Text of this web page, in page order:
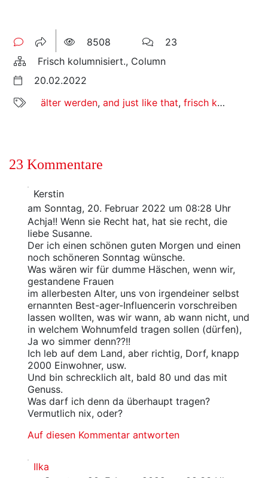
8508
23
Frisch kolumnisiert., Column
20.02.2022
älter werden, and just like that, frisch kolumnisiert
23 Kommentare
Kerstin
am Sonntag, 20. Februar 2022 um 08:28 Uhr
Achja!! Wenn sie Recht hat, hat sie recht, die
liebe Susanne.
Der ich einen schönen guten Morgen und einen
noch schöneren Sonntag wünsche.
Was wären wir für dumme Häschen, wenn wir,
gestandene Frauen
im allerbesten Alter, uns von irgendeiner selbst
ernannten Best-ager-Influencerin vorschreiben
lassen wollten, was wir wann, ab wann nicht, und
in welchem Wohnumfeld tragen sollen (dürfen),
Ja wo simmer denn??!!
Ich leb auf dem Land, aber richtig, Dorf, knapp
2000 Einwohner, usw.
Und bin schrecklich alt, bald 80 und das mit
Genuss.
Was darf ich denn da überhaupt tragen?
Vermutlich nix, oder?
Auf diesen Kommentar antworten
Ilka